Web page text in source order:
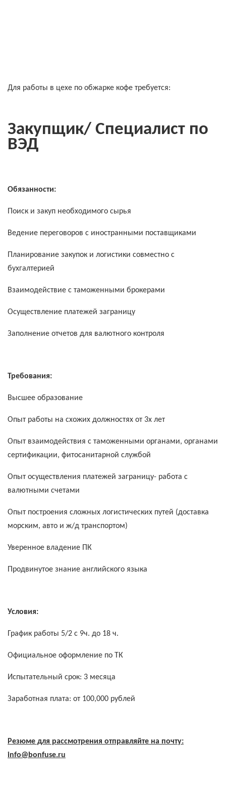
Для работы в цехе по обжарке кофе требуется:
Закупщик/ Специалист по
ВЭД
Обязанности:
Поиск и закуп необходимого сырья
Ведение переговоров с иностранными поставщиками
Планирование закупок и логистики совместно с
бухгалтерией
Взаимодействие с таможенными брокерами
Осуществление платежей заграницу
Заполнение отчетов для валютного контроля
Требования:
Высшее образование
Опыт работы на схожих должностях от 3х лет
Опыт взаимодействия с таможенными органами, органами
сертификации, фитосанитарной службой
Опыт осуществления платежей заграницу- работа с
валютными счетами
Опыт построения сложных логистических путей (доставка
морским, авто и ж/д транспортом)
Уверенное владение ПК
Продвинутое знание английского языка
Условия:
График работы 5/2 с 9ч. до 18 ч.
Официальное оформление по ТК
Испытательный срок: 3 месяца
Заработная плата: от 100,000 рублей
Резюме для рассмотрения отправляйте на почту:
info@bonfuse.ru